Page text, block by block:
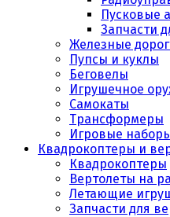
Пусковые
Запчасти
Железные
Пупсы и куклы
Беговелы
Игрушечное
Самокаты
Трансформеры
Игровые
Квадрокоптеры и
Квадрокоптеры
Вертолеты на
Летающие
Запчасти для